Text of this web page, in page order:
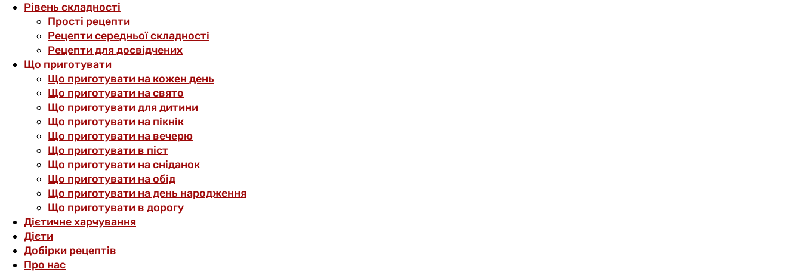
Рівень складності
Прості рецепти
Рецепти середньої складності
Рецепти для досвідчених
Що приготувати
Що приготувати на кожен день
Що приготувати на свято
Що приготувати для дитини
Що приготувати на пікнік
Що приготувати на вечерю
Що приготувати в піст
Що приготувати на сніданок
Що приготувати на обід
Що приготувати на день народження
Що приготувати в дорогу
Дієтичне харчування
Дієти
Добірки рецептів
Про нас